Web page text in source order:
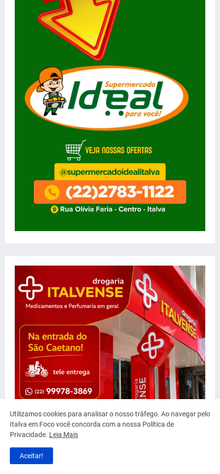
Utilizamos cookies para analisar o nosso tráfego. Ao navegar pelo
Italva em Foco você concorda com a nossa Política de
Privacidade. Leia Mais
Aceitar!